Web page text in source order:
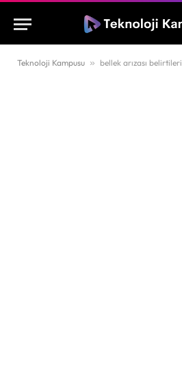
Teknoloji Kampusu » bellek arızası belirtileri